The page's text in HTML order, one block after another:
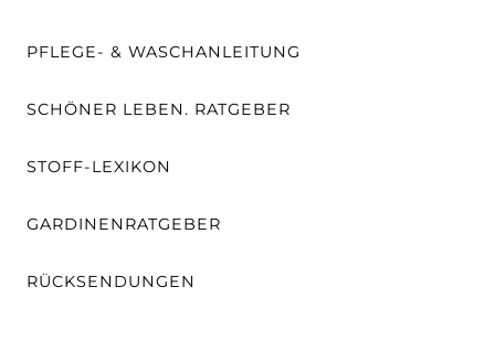
PFLEGE- & WASCHANLEITUNG
SCHÖNER LEBEN. RATGEBER
STOFF-LEXIKON
GARDINENRATGEBER
RÜCKSENDUNGEN